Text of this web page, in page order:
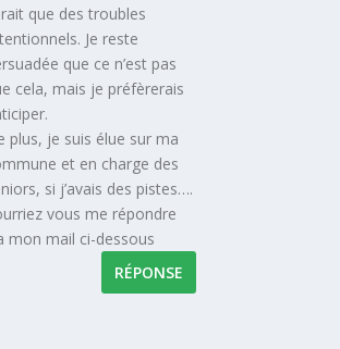
que des troubles
Je reste
que ce n’est pas
cela, mais je préfèrerais
plus, je suis élue sur ma
et en charge des
si j’avais des pistes….
vous me répondre
mon mail ci-dessous
RÉPONSE